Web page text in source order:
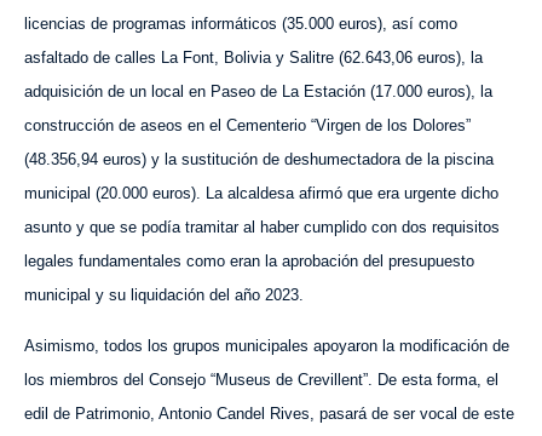
licencias de programas informáticos (35.000 euros), así como
asfaltado de calles La Font, Bolivia y Salitre (62.643,06 euros), la
adquisición de un local en Paseo de La Estación (17.000 euros), la
construcción de aseos en el Cementerio “Virgen de los Dolores”
(48.356,94 euros) y la sustitución de deshumectadora de la piscina
municipal (20.000 euros). La alcaldesa afirmó que era urgente dicho
asunto y que se podía tramitar al haber cumplido con dos requisitos
legales fundamentales como eran la aprobación del presupuesto
municipal y su liquidación del año 2023.
Asimismo, todos los grupos municipales apoyaron la modificación de
los miembros del Consejo “Museus de Crevillent”. De esta forma, el
edil de Patrimonio, Antonio Candel Rives, pasará de ser vocal de este